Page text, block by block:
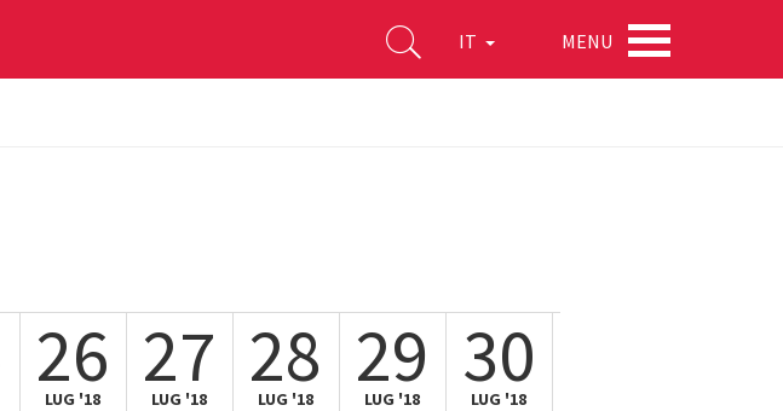
IT MENU
26
LUG '18 27
LUG '18 28
LUG '18 29
LUG '18 30
LUG '18